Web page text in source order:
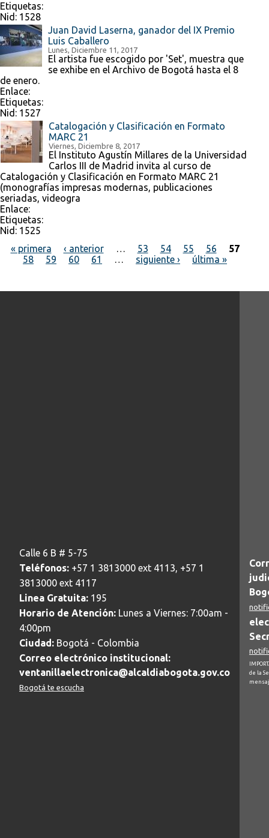
Etiquetas:
Nid: 1528
Juan David Laserna, ganador del IX Premio
Luis Caballero
Lunes, Diciembre 11, 2017
El artista fue escogido por 'Set', muestra que
se exhibe en el Archivo de Bogotá hasta el 8
de enero.
Enlace:
Etiquetas:
Nid: 1527
Catalogación y Clasificación en Formato
MARC 21
Viernes, Diciembre 8, 2017
El Instituto Agustín Millares de la Universidad
Carlos III de Madrid invita al curso de
Catalogación y Clasificación en Formato MARC 21
(monografías impresas modernas, publicaciones
seriadas, videogra
Enlace:
Etiquetas:
Nid: 1525
Páginas
« primera ‹ anterior … 53 54 55 56
57
58
59 60 61 … siguiente › última »
Calle 6 B # 5-75
Teléfonos: +57 1 3813000 ext 4113, +57 1
3813000 ext 4117
Linea Gratuita: 195
Horario de Atención: Lunes a Viernes: 7:00am -
4:00pm
Ciudad: Bogotá - Colombia
Correo electrónico institucional:
ventanillaelectronica@alcaldiabogota.gov.co
Bogotá te escucha
de la